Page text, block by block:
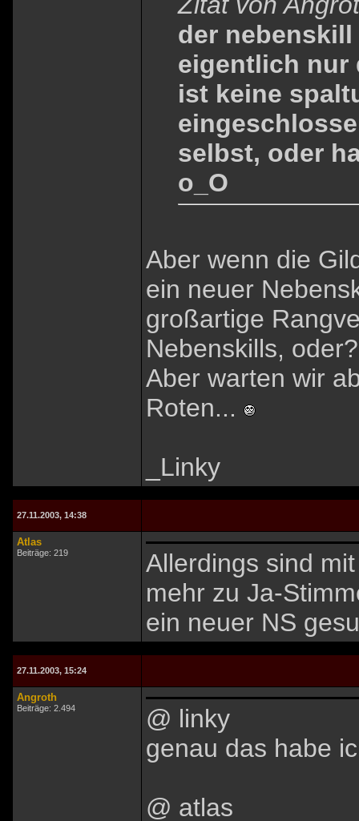
der
eigentlich nur
ist keine
selbst, oder
o_O
Aber wenn die
ein neuer
großartige
Nebenskills,
Aber warten wir
Roten...
_Linky
27.11.2003, 14:38
Atlas
Beiträge: 219
Allerdings sind
mehr zu Ja-
ein neuer NS
27.11.2003, 15:24
Angroth
Beiträge: 2.494
@ linky
genau das habe
@ atlas